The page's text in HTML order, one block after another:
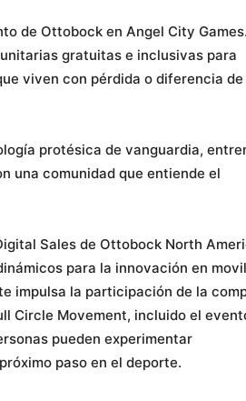
de Ottobock en Angel City Games.
gratuitas e inclusivas para
viven con pérdida o diferencia de
protésica de vanguardia,
una comunidad que entiende el
Sales de Ottobock North
para la innovación en
impulsa la participación de la
Circle Movement, incluido el
pueden experimentar
paso en el deporte.